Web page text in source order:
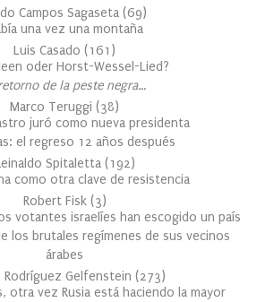
Campos Sagaseta (69)
una vez una montaña
Luis Casado (161 )
oder Horst-Wessel-Lied?
de la peste negra…
Marco Teruggi (38)
juró como nueva presidenta
el regreso 12 años después
Spitaletta (192)
como otra clave de resistencia
Robert Fisk (3)
votantes israelíes han escogido un país
los brutales regímenes de sus vecinos
árabes
Rodríguez Gelfenstein (273)
otra vez Rusia está haciendo la mayor